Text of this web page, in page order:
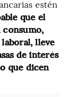
estén
que el
lleve
de interés
que dicen